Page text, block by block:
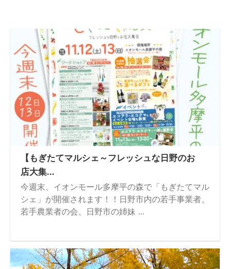
【もぎたてマルシェ～フレッシュな日野のお
店大集...
今週末、イオンモール多摩平の森で「もぎたてマル
シェ」が開催されます！！日野市内の若手事業者、
若手農業者の会、日野市の姉妹 ...